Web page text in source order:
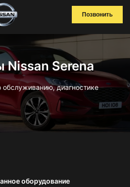
Позвонить
Serena
обслуживанию, диагностике
оборудование